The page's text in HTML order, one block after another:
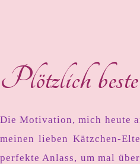
Plötzlich
Die Motivation, mich heute
meinen lieben Kätzchen-
perfekte Anlass, um mal